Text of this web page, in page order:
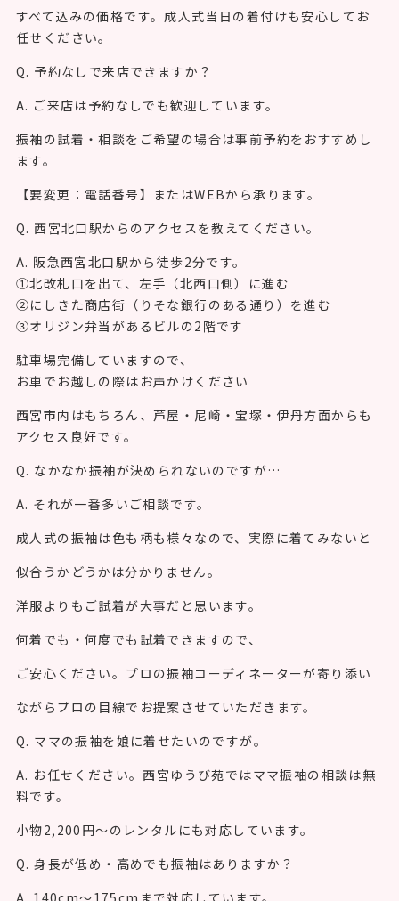
すべて込みの価格です。成人式当日の着付けも安心してお
任せください。
Q. 予約なしで来店できますか？
A. ご来店は予約なしでも歓迎しています。
振袖の試着・相談をご希望の場合は事前予約をおすすめし
ます。
【要変更：電話番号】またはWEBから承ります。
Q. 西宮北口駅からのアクセスを教えてください。
A. 阪急西宮北口駅から徒歩2分です。
①北改札口を出て、左手（北西口側）に進む
②にしきた商店街（りそな銀行のある通り）を進む
③オリジン弁当があるビルの2階です
駐車場完備していますので、
お車でお越しの際はお声かけください
西宮市内はもちろん、芦屋・尼崎・宝塚・伊丹方面からも
アクセス良好です。
Q. なかなか振袖が決められないのですが…
A. それが一番多いご相談です。
成人式の振袖は色も柄も様々なので、実際に着てみないと
似合うかどうかは分かりません。
洋服よりもご試着が大事だと思います。
何着でも・何度でも試着できますので、
ご安心ください。プロの振袖コーディネーターが寄り添い
ながらプロの目線でお提案させていただきます。
Q. ママの振袖を娘に着せたいのですが。
A. お任せください。西宮ゆうび苑ではママ振袖の相談は無
料です。
小物2,200円〜のレンタルにも対応しています。
Q. 身長が低め・高めでも振袖はありますか？